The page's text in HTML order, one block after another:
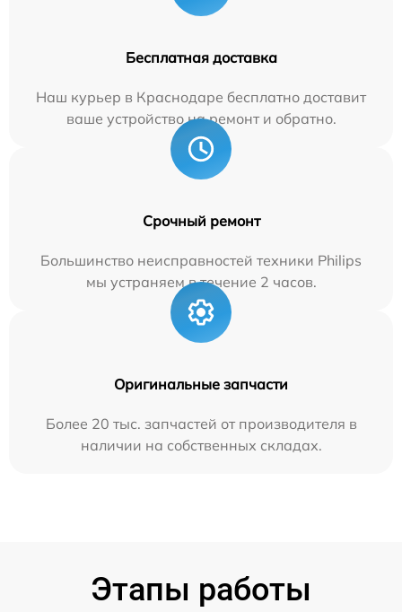
Бесплатная доставка
Наш курьер в Краснодаре бесплатно доставит
ваше устройство на ремонт и обратно.
Срочный ремонт
Большинство неисправностей техники Philips
мы устраняем в течение 2 часов.
Оригинальные запчасти
Более 20 тыс. запчастей от производителя в
наличии на собственных складах.
Этапы работы